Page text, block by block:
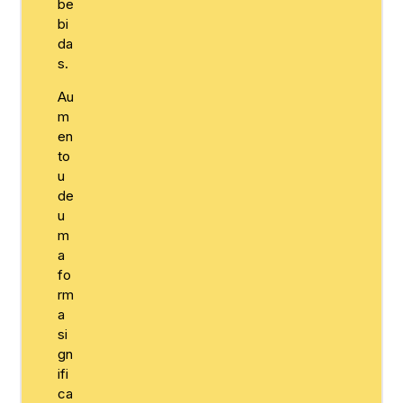
be
bi
da
s.
Au
m
en
to
u
de
u
m
a
fo
rm
a
si
gn
ifi
ca